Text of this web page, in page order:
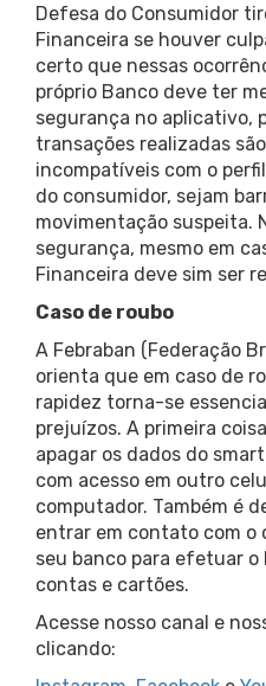
Defesa do Consumidor
Financeira se houver
certo que nessas
próprio Banco deve ter
segurança no aplicativo,
transações realizadas
incompatíveis com o
do consumidor, sejam
movimentação suspeita.
segurança, mesmo em
Financeira deve sim ser
Caso de roubo
A Febraban (Federação
orienta que em caso de
rapidez torna-se
prejuízos. A primeira
apagar os dados do
com acesso em outro
computador. Também é
entrar em contato com o
seu banco para efetuar
contas e cartões.
Acesse nosso canal e
clicando: